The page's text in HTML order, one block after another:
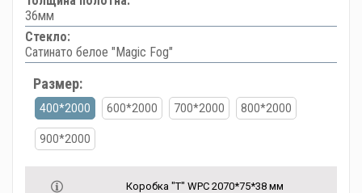
36мм
Стекло:
Сатинато белое "Magic Fog"
Размер:
400*2000 600*2000 700*2000 800*2000
900*2000
Коробка "Т" WPC 2070*75*38 мм